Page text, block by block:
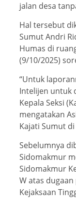
jalan desa
Hal tersebut
Sumut Andri
Humas di
(9/10/2025)
“Untuk
Intelijen untuk
Kepala Seksi
mengatakan
Kajati Sumut
Sebelumnya
Sidomakmur
Sidomakmur
W atas
Kejaksaan